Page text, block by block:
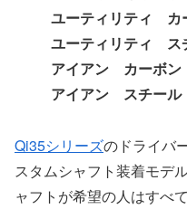
ユーティリティ カ
ユーティリティ ス
アイアン カーボ
アイアン スチー
Qi35シリーズのドライバ
スタムシャフト装着モデ
ャフトが希望の人はすべ